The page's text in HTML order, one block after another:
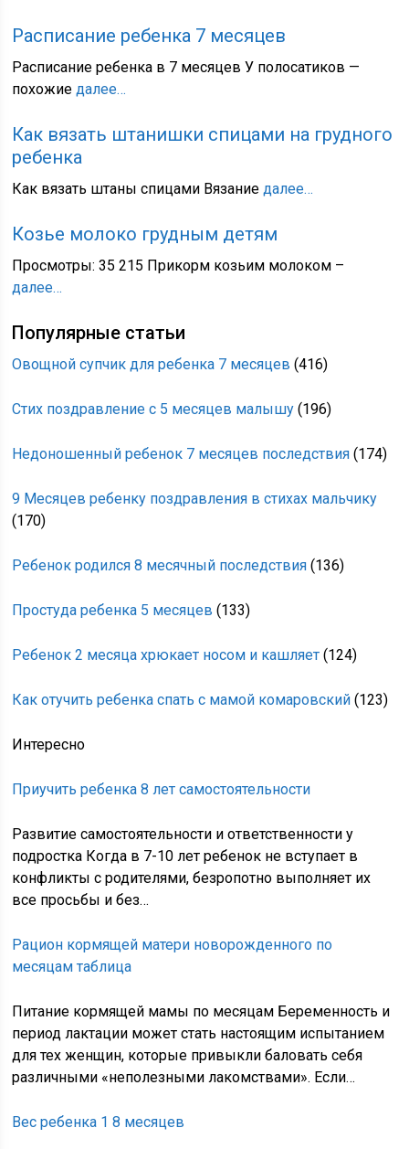
Расписание ребенка 7 месяцев
Расписание ребенка в 7 месяцев У полосатиков —
похожиедалее…
Как вязать штанишки спицами на грудного
ребенка
Как вязать штаны спицами Вязаниедалее…
Козье молоко грудным детям
Просмотры: 35 215 Прикорм козьим молоком –
далее…
Популярные статьи
Овощной супчик для ребенка 7 месяцев (416)
Стих поздравление с 5 месяцев малышу (196)
Недоношенный ребенок 7 месяцев последствия (174)
9 Месяцев ребенку поздравления в стихах мальчику
(170)
Ребенок родился 8 месячный последствия (136)
Простуда ребенка 5 месяцев (133)
Ребенок 2 месяца хрюкает носом и кашляет (124)
Как отучить ребенка спать с мамой комаровский (123)
Интересно
Приучить ребенка 8 лет самостоятельности
Развитие самостоятельности и ответственности у
подростка Когда в 7-10 лет ребенок не вступает в
конфликты с родителями, безропотно выполняет их
все просьбы и без…
Рацион кормящей матери новорожденного по
месяцам таблица
Питание кормящей мамы по месяцам Беременность и
период лактации может стать настоящим испытанием
для тех женщин, которые привыкли баловать себя
различными «неполезными лакомствами». Если…
Вес ребенка 1 8 месяцев